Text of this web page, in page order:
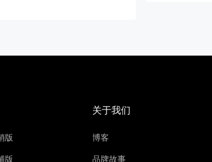
版
版
关于我们
博客
品牌故事